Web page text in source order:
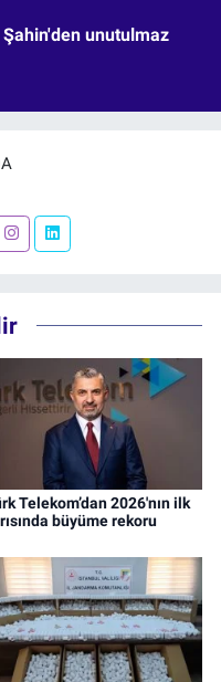
unutulmaz
Telekom’dan 2026'nın ilk
büyüme rekoru